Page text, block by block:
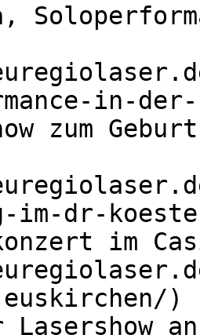
in-
zum
im-dr-
im
)